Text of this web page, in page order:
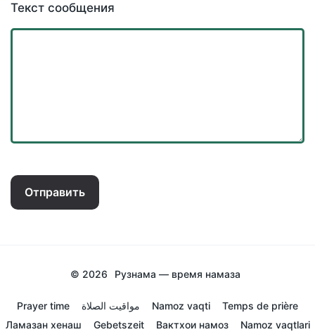
Текст сообщения
Отправить
© 2026 Рузнама — время намаза
Prayer time مواقيت الصلاة Namoz vaqti
Temps de prière
Ламазан хенаш
Gebetszeit Вактхои намоз
Namoz vaqtlari